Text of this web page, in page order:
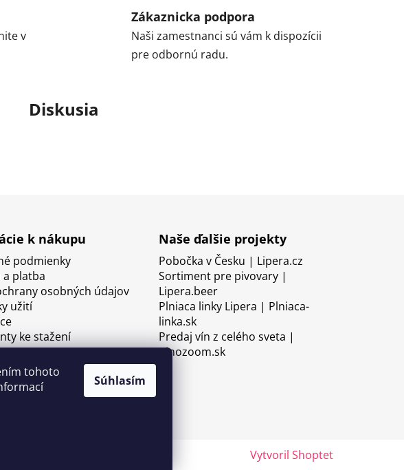
tohoto
Súhlasím
v
Zákaznicka podpora
Naši zamestnanci sú vám k dispozícii
pre odbornú radu.
Diskusia
k nákupu
podmienky
a platba
osobných údajov
užití
ke stažení
Naše ďalšie projekty
Pobočka v Česku | Lipera.cz
Sortiment pre pivovary |
Lipera.beer
Plniaca linky Lipera | Plniaca-
linka.sk
Predaj vín z celého sveta |
Vinozoom.sk
Vytvoril Shoptet